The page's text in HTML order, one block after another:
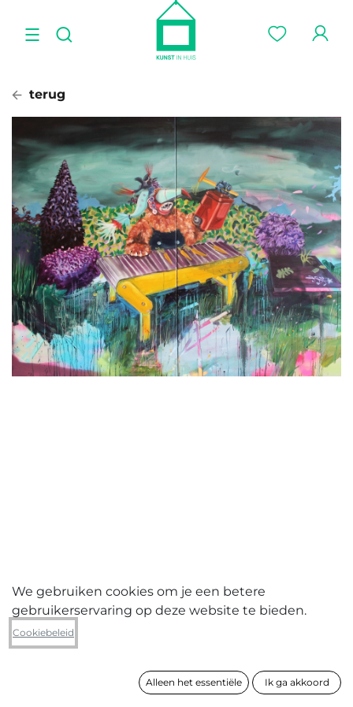
terug
Geert Koekoeckx
Waar hadden we ook alweer oorlog
We gebruiken cookies om je een betere
gebruikerservaring op deze website te bieden.
Cookiebeleid
Alleen het essentiële Ik ga akkoord